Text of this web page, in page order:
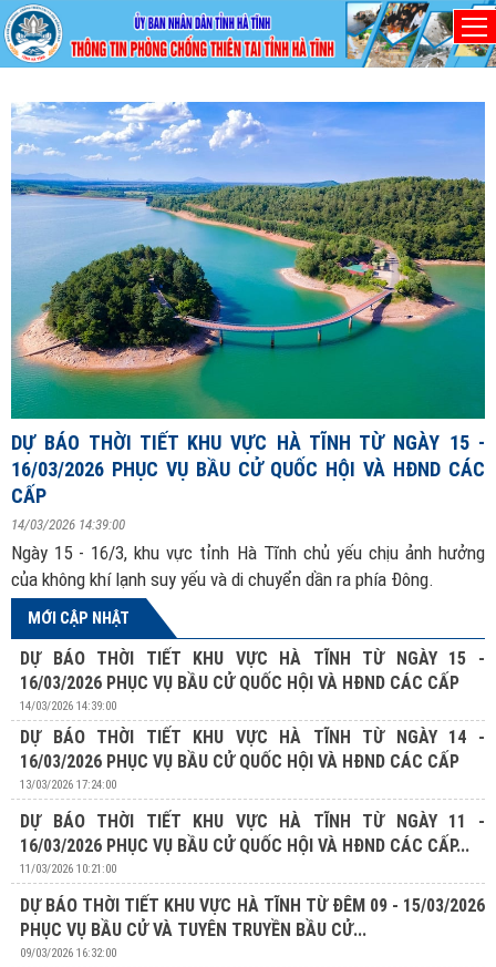
Thứ Năm, 6/8/2026
DỰ BÁO THỜI TIẾT KHU VỰC HÀ TĨNH TỪ NGÀY 15 -
16/03/2026 PHỤC VỤ BẦU CỬ QUỐC HỘI VÀ HĐND CÁC
CẤP
14/03/2026 14:39:00
Ngày 15 - 16/3, khu vực tỉnh Hà Tĩnh chủ yếu chịu ảnh hưởng
của không khí lạnh suy yếu và di chuyển dần ra phía Đông.
MỚI CẬP NHẬT
DỰ BÁO THỜI TIẾT KHU VỰC HÀ TĨNH TỪ NGÀY 15 -
16/03/2026 PHỤC VỤ BẦU CỬ QUỐC HỘI VÀ HĐND CÁC CẤP
14/03/2026 14:39:00
DỰ BÁO THỜI TIẾT KHU VỰC HÀ TĨNH TỪ NGÀY 14 -
16/03/2026 PHỤC VỤ BẦU CỬ QUỐC HỘI VÀ HĐND CÁC CẤP
13/03/2026 17:24:00
DỰ BÁO THỜI TIẾT KHU VỰC HÀ TĨNH TỪ NGÀY 11 -
16/03/2026 PHỤC VỤ BẦU CỬ QUỐC HỘI VÀ HĐND CÁC CẤP...
11/03/2026 10:21:00
DỰ BÁO THỜI TIẾT KHU VỰC HÀ TĨNH TỪ ĐÊM 09 - 15/03/2026
PHỤC VỤ BẦU CỬ VÀ TUYÊN TRUYỀN BẦU CỬ...
09/03/2026 16:32:00